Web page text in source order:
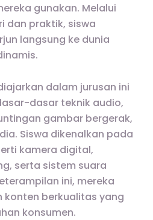
gunakan. Melalui
dan praktik, siswa
langsung ke dunia
dalam jurusan ini
dasar teknik audio,
gambar bergerak,
Siswa dikenalkan pada
kamera digital,
serta sistem suara
ini, mereka
konten berkualitas yang
konsumen.